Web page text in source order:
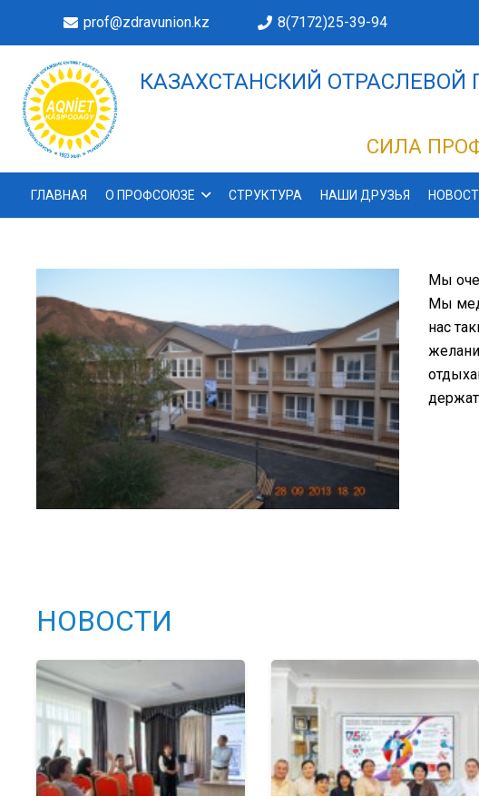
prof@zdravunion.kz 8(7172)25-39-94
КАЗАХСТАНСКИЙ ОТРАСЛЕВОЙ
СИЛА
ГЛАВНАЯ О ПРОФСОЮЗЕ СТРУКТУРА НАШИ ДРУЗЬЯ
Мы
Мы
нас
НОВОСТИ